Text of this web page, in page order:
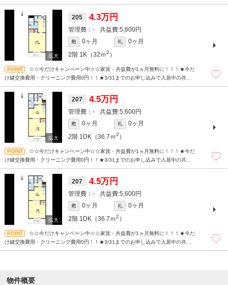
(^^)/☆
205 4.3万円
- 5,600円
敷 0ヶ月 礼
0ヶ月
2階 1K（32ｍ2 ）
☆☆今だけキャンペーン中☆☆家賃・共益費が1ヵ月無料に！！！★今だ
け鍵交換費用・クリーニング費用0円！！★3/31までのお申し込みで入居中の共益費
(^^)/☆
207 4.5万円
- 5,600円
敷 0ヶ月 礼
0ヶ月
2階 1DK（36.7ｍ2 ）
☆☆今だけキャンペーン中☆☆家賃・共益費が1ヵ月無料に！！！★今だ
け鍵交換費用・クリーニング費用0円！！★3/31までのお申し込みで入居中の共益費
(^^)/☆
207 4.5万円
- 5,600円
敷 0ヶ月 礼
0ヶ月
2階 1DK（36.7ｍ2 ）
☆☆今だけキャンペーン中☆☆家賃・共益費が1ヵ月無料に！！！★今だ
け鍵交換費用・クリーニング費用0円！！★3/31までのお申し込みで入居中の共益費
物件概要